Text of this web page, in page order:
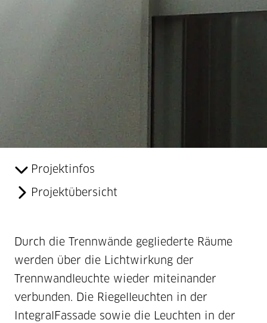
Projektinfos
Projektübersicht
Durch die Trennwände gegliederte Räume
werden über die Lichtwirkung der
Trennwandleuchte wieder miteinander
verbunden. Die Riegelleuchten in der
IntegralFassade sowie die Leuchten in der